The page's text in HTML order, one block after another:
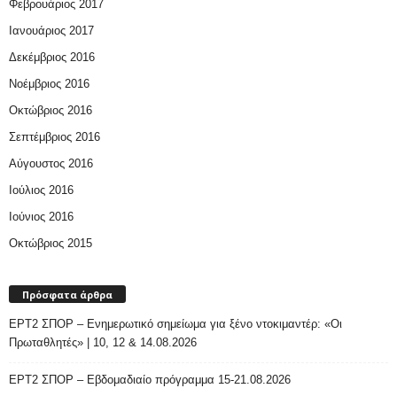
Φεβρουάριος 2017
Ιανουάριος 2017
Δεκέμβριος 2016
Νοέμβριος 2016
Οκτώβριος 2016
Σεπτέμβριος 2016
Αύγουστος 2016
Ιούλιος 2016
Ιούνιος 2016
Οκτώβριος 2015
Πρόσφατα άρθρα
ΕΡΤ2 ΣΠΟΡ – Ενημερωτικό σημείωμα για ξένο ντοκιμαντέρ: «Οι
Πρωταθλητές» | 10, 12 & 14.08.2026
ΕΡΤ2 ΣΠΟΡ – Εβδομαδιαίο πρόγραμμα 15-21.08.2026